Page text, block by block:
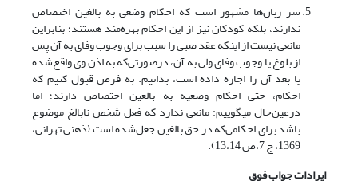
سر زبان‌ها مشهور است که احکام وضعی به بالغین اختصاص
ندارند، بلکه کودکان نیز از این احکام بهره‌مند هستند؛ بنابراین
مانعی نیست از اینکه عقد صبی را سبب برای وجوب وفای به آن پس
از بلوغ یا وجوب وفای ولی به آن، درصورتی‌که به اذن وی واقع‌شده
یا بعد آن را اجازه داده است، بدانیم. به فرض قبول کنیم که
احکام، حتی احکام وضعیه به بالغین اختصاص دارند؛ اما
درعین‌حال می­گوییم: مانعی ندارد که فعل شخص نابالغ موضوع
باشد برای احکامی‌‌که در حق بالغین جعل‌شده است (ذهنی تهرانی،
1369، ج 7،ص 13،14).
ایرادات جواب فوق